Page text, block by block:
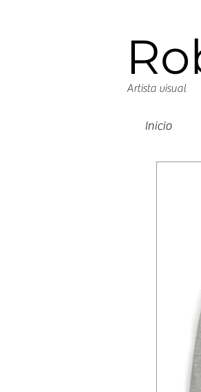
Artista visual
Inicio